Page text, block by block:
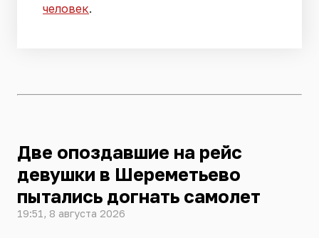
человек.
Две опоздавшие на рейс
девушки в Шереметьево
пытались догнать самолет
19:51, 8 августа 2026